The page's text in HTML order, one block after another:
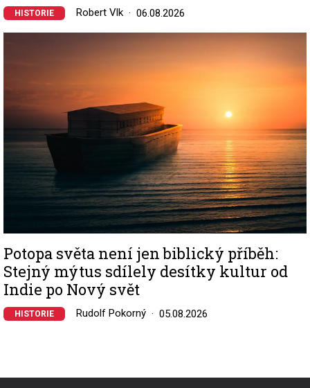
HISTORIE Robert Vlk 06.08.2026
Potopa světa není jen biblický příběh:
Stejný mýtus sdílely desítky kultur od
Indie po Nový svět
HISTORIE Rudolf Pokorný 05.08.2026